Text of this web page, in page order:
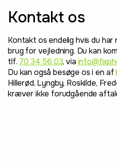
Kontakt os
Kontakt os endelig hvis du har
brug for vejledning. Du kan
tlf. 70 34 56 03, via
Du kan også besøge os i en af
Hillerød, Lyngby, Roskilde,
kræver ikke forudgående